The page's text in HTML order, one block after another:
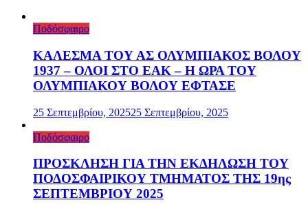
Ποδόσφαιρο
ΚΑΛΕΣΜΑ ΤΟΥ ΑΣ ΟΛΥΜΠΙΑΚΟΣ ΒΟΛΟΥ
1937 – ΟΛΟΙ ΣΤΟ ΕΑΚ – Η ΩΡΑ ΤΟΥ
ΟΛΥΜΠΙΑΚΟΥ ΒΟΛΟΥ ΕΦΤΑΣΕ
25 Σεπτεμβρίου, 202525 Σεπτεμβρίου, 2025
Ποδόσφαιρο
ΠΡΟΣΚΛΗΣΗ ΓΙΑ ΤΗΝ ΕΚΔΗΛΩΣΗ ΤΟΥ
ΠΟΔΟΣΦΑΙΡΙΚΟΥ ΤΜΗΜΑΤΟΣ ΤΗΣ 19ης
ΣΕΠΤΕΜΒΡΙΟΥ 2025